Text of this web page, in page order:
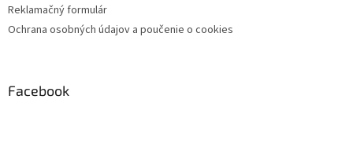
Reklamačný formulár
Ochrana osobných údajov a poučenie o cookies
Facebook